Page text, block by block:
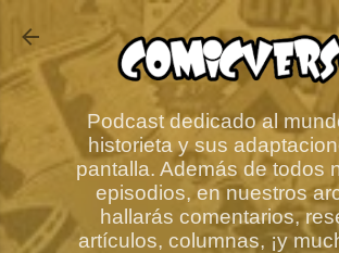
Ir al contenido
Podcast dedicado al
historieta y sus
pantalla. Además de todos
episodios, en nuestros
hallarás comentarios,
artículos, columnas, ¡y